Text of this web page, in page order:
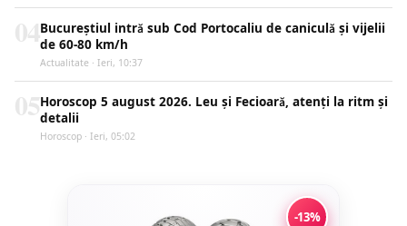
Bucureștiul intră sub Cod Portocaliu de caniculă și vijelii
de 60-80 km/h
Actualitate · Ieri, 10:37
Horoscop 5 august 2026. Leu și Fecioară, atenți la ritm și
detalii
Horoscop · Ieri, 05:02
-13%